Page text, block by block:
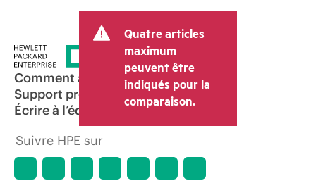
Quatre articles
maximum
peuvent être
indiqués pour la
comparaison.
Comment acheter
Support produit
Écrire à l’équipe commerciale
Suivre HPE sur